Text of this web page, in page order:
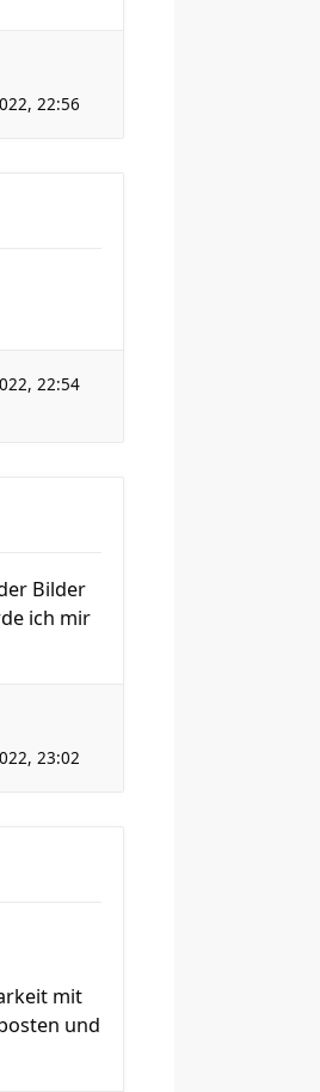
22:56
22:54
Bilder
ich mir
23:02
mit
und